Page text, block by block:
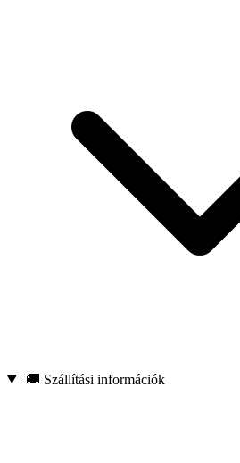
🚚 Szállítási információk